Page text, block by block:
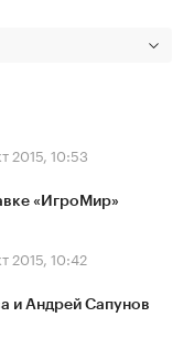
2015, 10:53
«ИгроМир»
2015, 10:42
и Андрей Сапунов